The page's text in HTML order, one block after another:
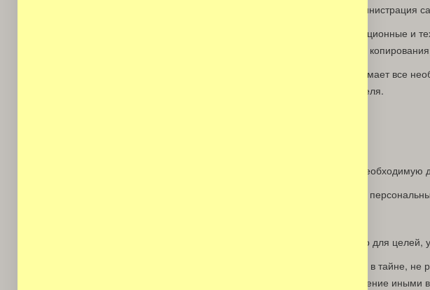
5.3. При утрате или разглашении персональных данных Администрация
5.4. Администрация сайта принимает необходимые организационные и
случайного доступа, уничтожения, изменения, блокирования,
5.5. Администрация сайта совместно с Пользователем принимает все
утратой или разглашением персональных данных Пользователя.
6.1.1. Предоставить информацию о персональных данных, необходимую
6.1.2. Обновить, дополнить предоставленную информацию о
6.2.1. Использовать полученную информацию исключительно для
6.2.2. Обеспечить хранение конфиденциальной информации в тайне, не
осуществлять продажу, обмен, опубликование, либо разглашение